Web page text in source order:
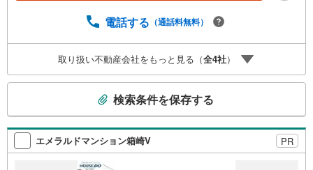
くなっております。ぜひお気軽にご連絡下さい！現地を見
よりご希望の日時をご記入いただけますとスムーズにご案
内が可能です。
電話する （通話料無料）
取り扱い不動産会社をもっと見る（全4社）
検
索
条
検索条件を保存する
エメラルドマンション箱崎V PR